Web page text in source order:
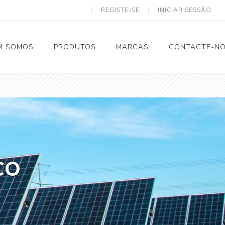
REGISTE-SE INICIAR SESSÃO
SOMOS PRODUTOS
Calhas
Eletricidade
Ventilação
Spiro
MARCAS CONTACTE-